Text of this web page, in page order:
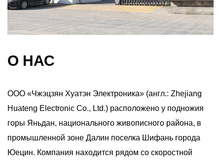
О НАС
ООО «Чжэцзян Хуатэн Электроника» (англ.: Zhejiang
Huateng Electronic Co., Ltd.) расположено у подножия
горы Яньдан, национального живописного района, в
промышленной зоне Далин поселка Шифань города
Юецин. Компания находится рядом со скоростной